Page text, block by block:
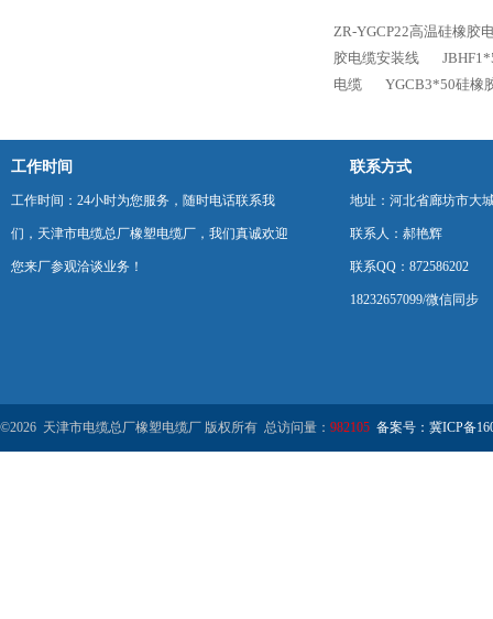
ZR-YGCP22高温硅橡胶
胶电缆安装线
电缆
YGCB3*50硅橡
工作时间
工作时间：24小时为您服务，随时电话联系我
们，天津市电缆总厂橡塑电缆厂，我们真诚欢迎
您来厂参观洽谈业务！
联系方式
地址：河北省廊坊市大
联系人：郝艳辉
联系QQ：872586202
18232657099/微信同步
©2026 天津市电缆总厂橡塑电缆厂 版权所有 总访问量： 982105 备案号：冀ICP备